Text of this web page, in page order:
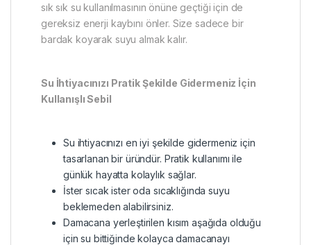
sık sık su kullanılmasının önüne geçtiği için de
gereksiz enerji kaybını önler. Size sadece bir
bardak koyarak suyu almak kalır.
Su İhtiyacınızı Pratik Şekilde Gidermeniz İçin
Kullanışlı Sebil
Su ihtiyacınızı en iyi şekilde gidermeniz için
tasarlanan bir üründür. Pratik kullanımı ile
günlük hayatta kolaylık sağlar.
İster sıcak ister oda sıcaklığında suyu
beklemeden alabilirsiniz.
Damacana yerleştirilen kısım aşağıda olduğu
için su bittiğinde kolayca damacanayı